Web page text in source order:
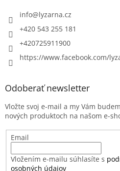
info@lyzarna.cz
+420 543 255 181
+420725911900
https://www.facebook.com/
Odoberať newsletter
Vložte svoj e-mail a my Vám
nových produktoch na našom e-
Email
Vložením e-mailu súhlasíte s
osobných údajov